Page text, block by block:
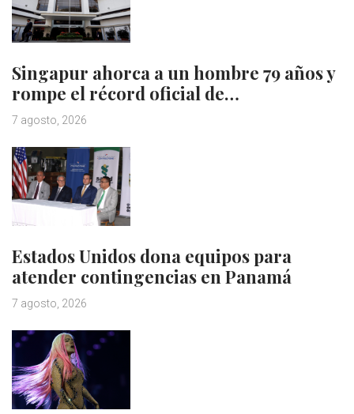
Singapur ahorca a un hombre 79 años y
rompe el récord oficial de…
7 agosto, 2026
Estados Unidos dona equipos para
atender contingencias en Panamá
7 agosto, 2026